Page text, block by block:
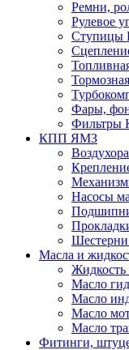
Ремни,
Рулевое
Ступицы
Фары,
Фильтры
КПП ЯМЗ
Насосы
Масла и
Жидкость
Масло
Масло
Масло
Масло
Фитинги,